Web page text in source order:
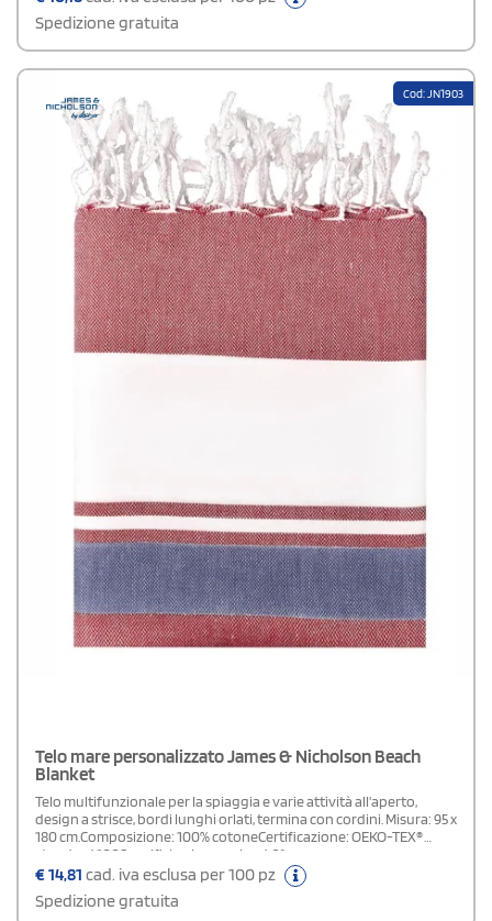
Spedizione gratuita
Cod: JN1903
Telo mare personalizzato James & Nicholson Beach
Blanket
Telo multifunzionale per la spiaggia e varie attività all'aperto,
design a strisce, bordi lunghi orlati, termina con cordini. Misura: 95 x
180 cm.Composizione: 100% cotoneCertificazione: OEKO-TEX®
standard 100Specifiche: Lavaggio a 40°
€14,81 cad. iva esclusa per 100 pz
Spedizione gratuita